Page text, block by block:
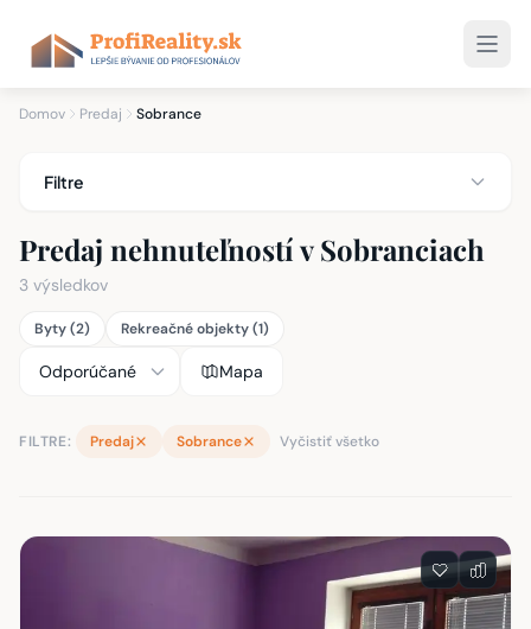
Domov Predaj Sobrance
Filtre
Predaj nehnuteľností v Sobranciach
3 výsledkov
Byty (2) Rekreačné objekty (1)
Mapa
FILTRE: Predaj Sobrance Vyčistiť všetko
Zoznam nehnuteľností